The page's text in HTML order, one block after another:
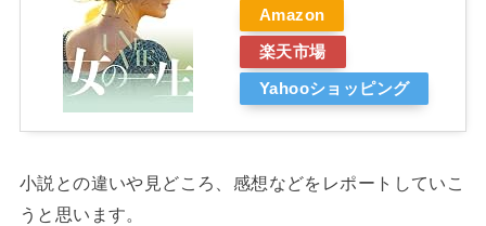
Amazon
楽天市場
Yahooショッピング
小説との違いや見どころ、感想などをレポートしていこ
うと思います。